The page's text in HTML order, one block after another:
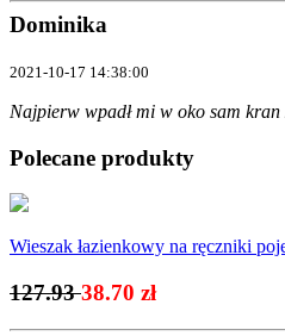
Dominika
2021-10-17 14:38:00
Najpierw wpadł mi w oko sam kran
Polecane produkty
Wieszak łazienkowy na ręczniki
127.9338.70 zł